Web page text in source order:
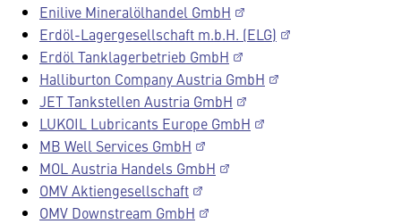
Enilive Mineralölhandel GmbH
Erdöl-Lagergesellschaft m.b.H. (ELG)
Erdöl Tanklagerbetrieb GmbH
Halliburton Company Austria GmbH
JET Tankstellen Austria GmbH
LUKOIL Lubricants Europe GmbH
MB Well Services GmbH
MOL Austria Handels GmbH
OMV Aktiengesellschaft
OMV Downstream GmbH